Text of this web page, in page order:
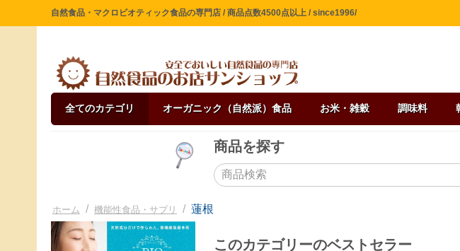
自然食品・マクロビオティック食品の専門店 / 商品点数4500点以上 / since1996/
全てのカテゴリ オーガニック（自然派）食品 お米・雑穀 調味料
商品を探す
ホーム / 機能性食品・サプリ / 蓮根
このカテゴリーのベストセラー